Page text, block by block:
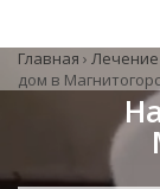
Главная › Лечение
дом в